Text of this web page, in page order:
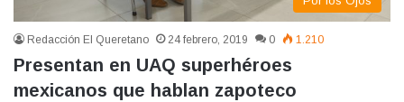
Redacción El Queretano 24 febrero, 2019 0 1.210
Presentan en UAQ superhéroes
mexicanos que hablan zapoteco